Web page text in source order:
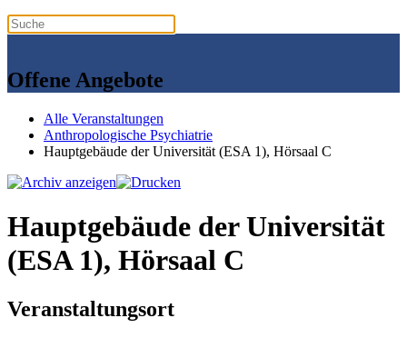
Offene Angebote
Alle Veranstaltungen
Anthropologische Psychiatrie
Hauptgebäude der Universität (ESA 1), Hörsaal C
Hauptgebäude der Universität
(ESA 1), Hörsaal C
Veranstaltungsort